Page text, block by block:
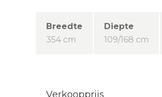
Breedte
354 cm
Diepte
109/168 cm
Verkoopprijs